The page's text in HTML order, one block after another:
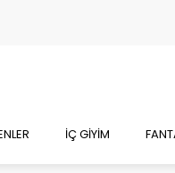
İÇ GİYİM